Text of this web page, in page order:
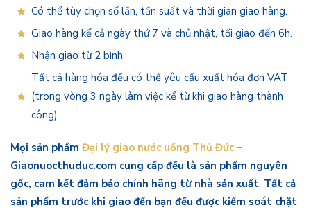
Có thể tùy chọn số lần, tần suất và thời gian giao hàng.
Giao hàng kể cả ngày thứ 7 và chủ nhật, tối giao đến 6h.
Nhận giao từ 2 bình.
Tất cả hàng hóa đều có thể yêu cầu xuất hóa đơn VAT
(trong vòng 3 ngày làm việc kể từ khi giao hàng thành
công).
Mọi sản phẩmĐại lý giao nước uống Thủ Đức –
Giaonuocthuduc.com cung cấp đều là sản phẩm nguyên
gốc, cam kết đảm bảo chính hãng từ nhà sản xuất. Tất cả
sản phẩm trước khi giao đến bạn đều được kiểm soát chặt